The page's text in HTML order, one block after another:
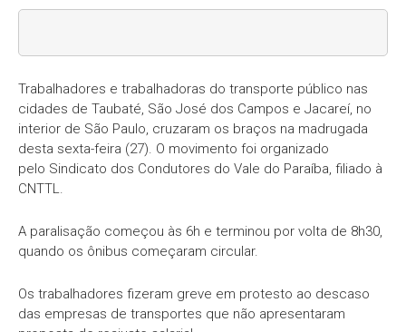
Trabalhadores e trabalhadoras do transporte público nas
cidades de Taubaté, São José dos Campos e Jacareí, no
interior de São Paulo, cruzaram os braços na madrugada
desta sexta-feira (27). O movimento foi organizado
pelo Sindicato dos Condutores do Vale do Paraíba, filiado à
CNTTL.
A paralisação começou às 6h e terminou por volta de 8h30,
quando os ônibus começaram circular.
Os trabalhadores fizeram greve em protesto ao descaso
das empresas de transportes que não apresentaram